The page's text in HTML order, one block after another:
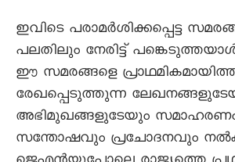
ഇവിടെ പരാമര്‍ശിക്കപ്പെട്ട
പലതിലും നേരിട്ട്
ഈ സമരങ്ങളെ
രേഖപ്പെടുത്തുന്ന
അഭിമുഖങ്ങളുടേയും
സന്തോഷവും പ്രചോദനവും